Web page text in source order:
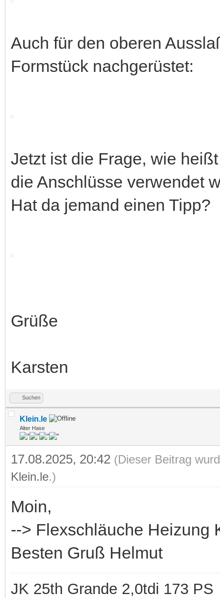
Auch für den oberen
Formstück nachgerüstet:
Jetzt ist die Frage, wie
die Anschlüsse verwendet
Hat da jemand einen Tipp?
Grüße
Karsten
Suchen
Klein.le
Alter Hase
17.08.2025, 20:42 (Dieser Beitrag
Klein.le.)
Moin,
--> Flexschläuche Heizung
Besten Gruß Helmut
JK 25th Grande 2,0tdi 173